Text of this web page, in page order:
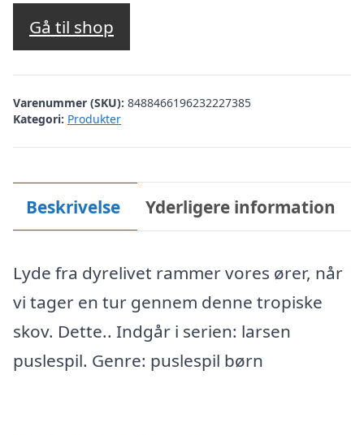
Gå til shop
Varenummer (SKU): 8488466196232227385
Kategori: Produkter
Beskrivelse Yderligere information
Lyde fra dyrelivet rammer vores ører, når
vi tager en tur gennem denne tropiske
skov. Dette.. Indgår i serien: larsen
puslespil. Genre: puslespil børn